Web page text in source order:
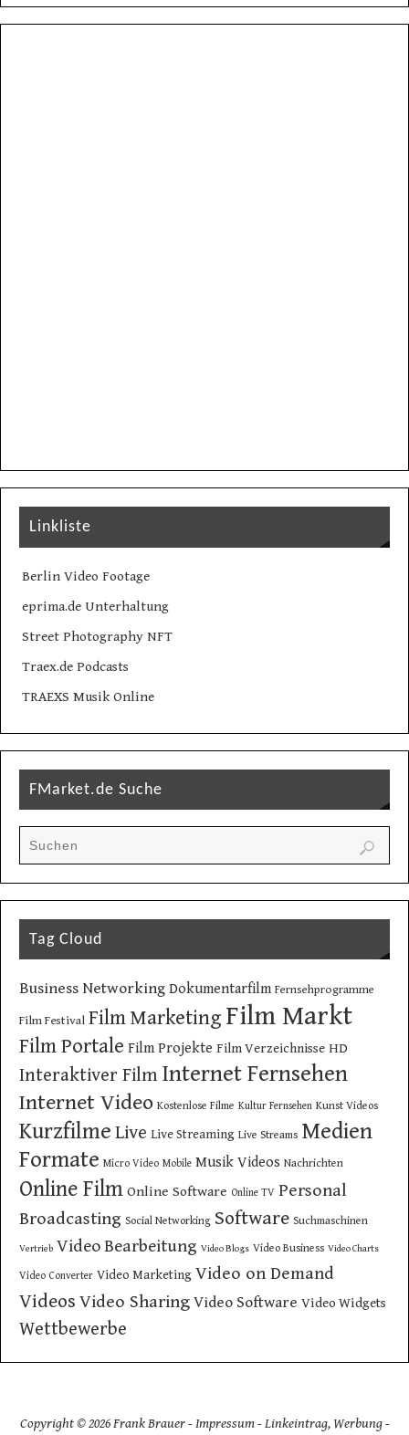
Linkliste
Berlin Video Footage
eprima.de Unterhaltung
Street Photography NFT
Traex.de Podcasts
TRAEXS Musik Online
FMarket.de Suche
Tag Cloud
Business Networking Dokumentarfilm Fernsehprogramme
Film Festival Film Marketing Film Markt
Film Portale Film Projekte Film Verzeichnisse HD
Interaktiver Film Internet Fernsehen
Internet Video Kostenlose Filme Kultur Fernsehen Kunst Videos
Kurzfilme Live Live Streaming Live Streams Medien
Formate Micro Video Mobile Musik Videos Nachrichten
Online Film Online Software Online TV Personal
Broadcasting Social Networking Software Suchmaschinen
Vertrieb Video Bearbeitung Video Blogs Video Business Video Charts
Video Converter Video Marketing Video on Demand
Videos Video Sharing Video Software Video Widgets
Wettbewerbe
Copyright © 2026 Frank Brauer -Impressum-Linkeintrag, Werbung-